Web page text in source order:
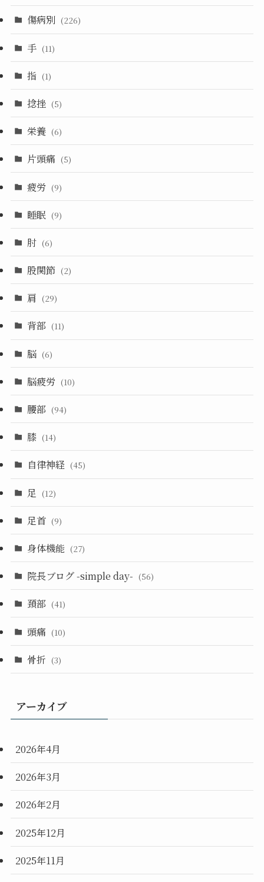
傷病別 (226)
手 (11)
指 (1)
捻挫 (5)
栄養 (6)
片頭痛 (5)
疲労 (9)
睡眠 (9)
肘 (6)
股関節 (2)
肩 (29)
背部 (11)
脳 (6)
脳疲労 (10)
腰部 (94)
膝 (14)
自律神経 (45)
足 (12)
足首 (9)
身体機能 (27)
院長ブログ -simple day- (56)
頚部 (41)
頭痛 (10)
骨折 (3)
アーカイブ
2026年4月
2026年3月
2026年2月
2025年12月
2025年11月